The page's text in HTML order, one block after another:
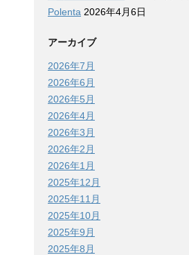
Polenta 2026年4月6日
アーカイブ
2026年7月
2026年6月
2026年5月
2026年4月
2026年3月
2026年2月
2026年1月
2025年12月
2025年11月
2025年10月
2025年9月
2025年8月